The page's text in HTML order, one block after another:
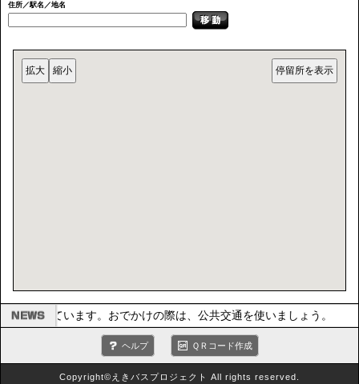
住所／駅名／地名
提供しています。おでかけの際は、公共交通を使いましょう。
ヘルプ ＱＲコード作成
Copyright©えきバスプロジェクト All rights reserved.